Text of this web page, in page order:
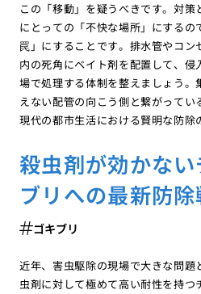
この「移動」を疑うべきです。対
にとっての「不快な場所」にする
罠」にすることです。排水管やコ
内の死角にベイト剤を配置して、
場で処理する体制を整えましょう
えない配管の向こう側と繋がってい
現代の都市生活における賢明な防除
殺虫剤が効かな
ブリへの最新防
ゴキブリ
近年、害虫駆除の現場で大きな問
虫剤に対して極めて高い耐性を持つ